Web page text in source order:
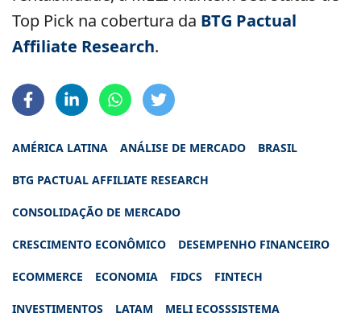
Top Pick na cobertura da BTG Pactual
Affiliate Research.
AMÉRICA LATINA ANÁLISE DE MERCADO BRASIL
BTG PACTUAL AFFILIATE RESEARCH
CONSOLIDAÇÃO DE MERCADO
CRESCIMENTO ECONÔMICO DESEMPENHO FINANCEIRO
ECOMMERCE ECONOMIA FIDCS FINTECH
INVESTIMENTOS LATAM MELI ECOSSSISTEMA